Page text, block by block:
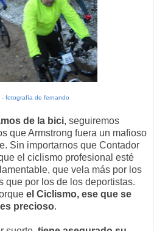
- fotografía de fernando
de la bici, seguiremos
que Armstrong fuera un mafioso
Sin importarnos que Contador
el ciclismo profesional esté
que vela más por los
que por los de los deportistas.
el Ciclismo, ese que se
precioso.